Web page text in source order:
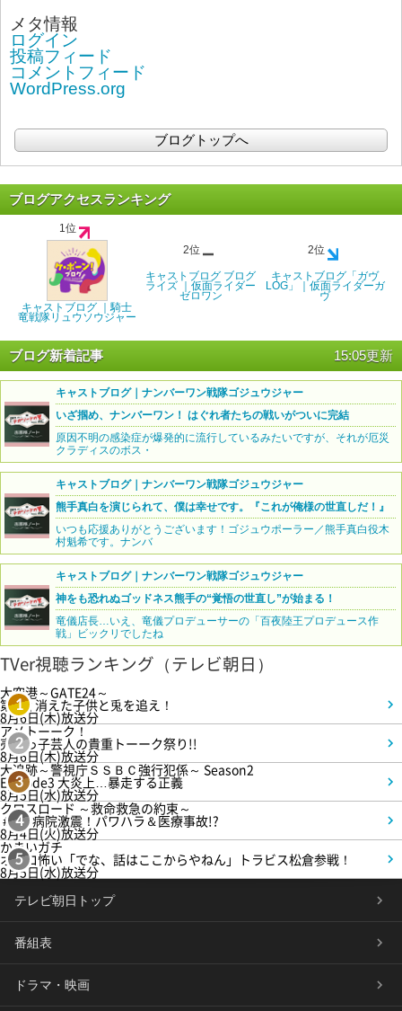
メタ情報
ログイン
投稿フィード
コメントフィード
WordPress.org
ブログトップへ
ブログアクセスランキング
1位
キャストブログ ｜騎士
竜戦隊リュウソウジャー
2位
キャストブログ ブログ
ライズ ｜仮面ライダー
ゼロワン
2位
キャストブログ「ガヴ
LOG」｜仮面ライダーガ
ヴ
ブログ新着記事 15:05更新
キャストブログ｜ナンバーワン戦隊ゴジュウジャー
いざ掴め、ナンバーワン！ はぐれ者たちの戦いがついに完結
原因不明の感染症が爆発的に流行しているみたいですが、それが厄災
クラディスのボス・
キャストブログ｜ナンバーワン戦隊ゴジュウジャー
熊手真白を演じられて、僕は幸せです。『これが俺様の世直しだ！』
いつも応援ありがとうございます！ゴジュウポーラー／熊手真白役木
村魁希です。ナンバ
キャストブログ｜ナンバーワン戦隊ゴジュウジャー
神をも恐れぬゴッドネス熊手の“覚悟の世直し”が始まる！
竜儀店長…いえ、竜儀プロデューサーの「百夜陸王プロデュース作
戦」ビックリでしたね
TVer視聴ランキング（テレビ朝日）
1
大空港～GATE24～
第3話 消えた子供と兎を追え！
8月6日(木)放送分
2
アメトーーク！
売れっ子芸人の貴重トーーク祭り!!
8月6日(木)放送分
3
大追跡～警視庁ＳＳＢＣ強行犯係～ Season2
Episode3 大炎上…暴走する正義
8月5日(水)放送分
4
クロスロード ～救命救急の約束～
＃5 病院激震！パワハラ＆医療事故!?
8月4日(火)放送分
5
かまいガチ
オモロ怖い「でな、話はここからやねん」トラビス松倉参戦！
8月5日(水)放送分
テレビ朝日トップ
番組表
ドラマ・映画